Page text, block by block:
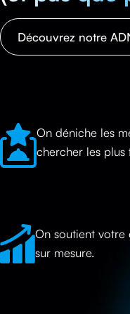
Découvrez notre
On déniche les
chercher les plus
On soutient votre
sur mesure.